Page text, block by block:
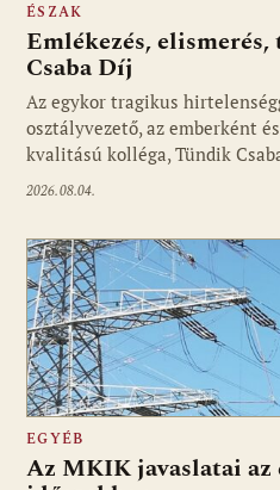
ÉSZAK
Emlékezés,
Csaba Díj
Az egykor tragikus
osztályvezető, az emberként
kvalitású kolléga, Tündik
2026.08.04.
EGYÉB
Az MKIK javaslatai az